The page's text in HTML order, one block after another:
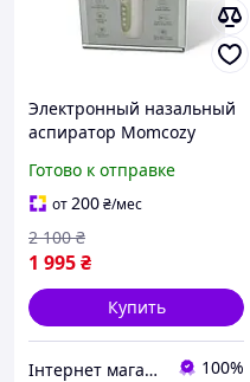
Электронный назальный
аспиратор Momcozy
Белый
Готово к отправке
от200₴/мес
1 995₴
2 100 ₴
Купить
Інтернет магазин "ЄВРО Shop" 100%